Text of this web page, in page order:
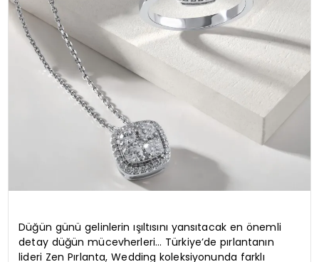
Düğün günü gelinlerin ışıltısını yansıtacak en önemli
detay düğün mücevherleri… Türkiye’de pırlantanın
lideri Zen Pırlanta, Wedding koleksiyonunda farklı